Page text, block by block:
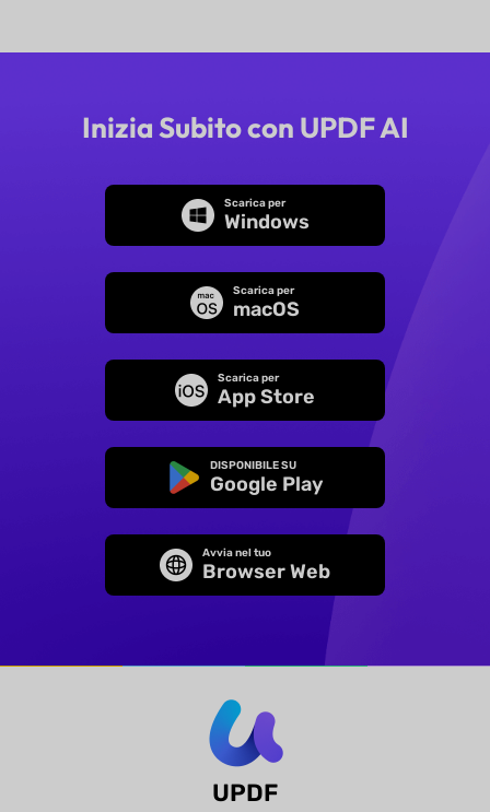
Inizia Subito con UPDF AI
Scarica per
Windows
Scarica per
macOS
Scarica per
App Store
DISPONIBILE SU
Google Play
Avvia nel tuo
Browser Web
UPDF